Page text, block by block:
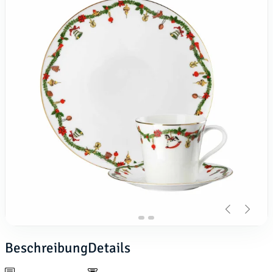
BeschreibungDetails